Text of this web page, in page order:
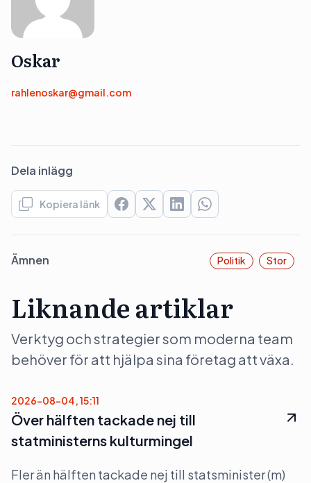
Oskar
rahlenoskar@gmail.com
Dela inlägg
Kopiera länk
Ämnen Politik Stor
Liknande artiklar
Verktyg och strategier som moderna team
behöver för att hjälpa sina företag att växa.
2026-08-04, 15:11
Över hälften tackade nej till
statministerns kulturmingel
Fler än hälften tackade nej till statsminister (m)